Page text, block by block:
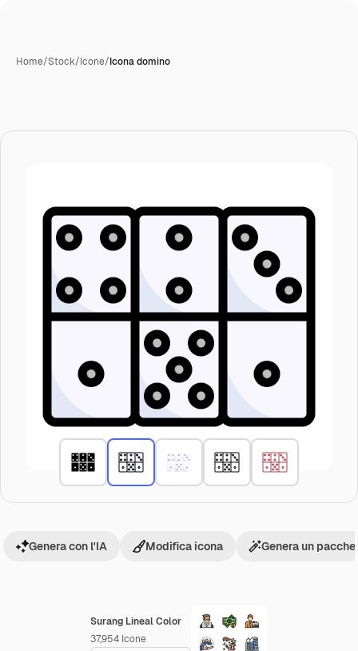
Home/Stock/Icone/Icona domino
Surang Lineal Color
37,954 Icone
Genera con l'IA Modifica icona Genera un